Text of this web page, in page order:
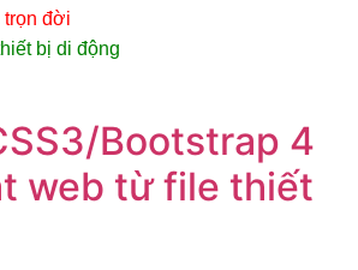
trọn đời
bị di động
Bootstrap 4
web từ file thiết